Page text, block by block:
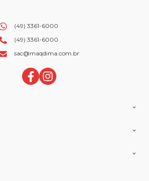
(49) 3361-6000
(49) 3361-6000
sac@maqdima.com.br